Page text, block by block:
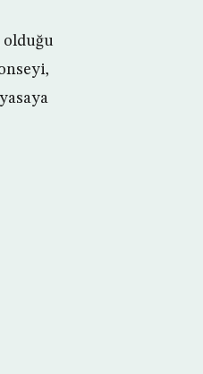
olduğu